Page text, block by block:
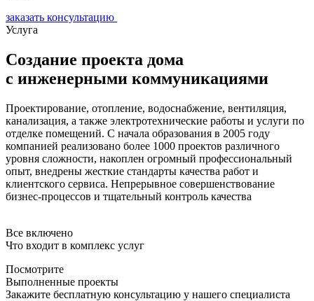
заказать консультацию
Услуга
Создание проекта дома
с инженерными коммуникациями
Проектирование, отопление, водоснабжение, вентиляция,
канализация, а также электротехнические работы и услуги по
отделке помещений. С начала образования в 2005 году
компанией реализовано более 1000 проектов различного
уровня сложности, накоплен огромный профессиональный
опыт, внедрены жесткие стандарты качества работ и
клиентского сервиса. Непрерывное совершенствование
бизнес-процессов и тщательный контроль качества
Все включено
Что входит в комплекс услуг
Посмотрите
Выполненные проекты
Закажите бесплатную консультацию у нашего специалиста